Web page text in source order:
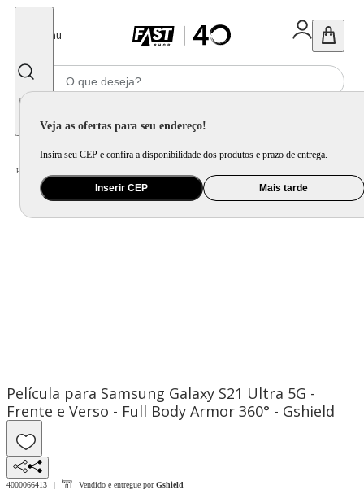
Menu
Veja as ofertas para seu endereço!
Insira seu CEP e confira a disponibilidade dos produtos e prazo de entrega.
Inserir CEP Mais tarde
Home
Película para Samsung Galaxy S21 Ultra 5G -
Frente e Verso - Full Body Armor 360° - Gshield
4000066413 Vendido e entregue por Gshield